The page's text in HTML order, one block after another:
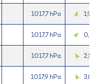
1017,7 hPa 1,9
1017,7 hPa 0,4
1017,7 hPa 2,5
1017,9 hPa 3,0